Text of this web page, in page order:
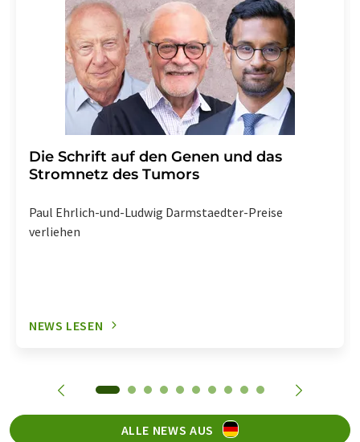
Die Schrift auf den Genen und das
Stromnetz des Tumors
Paul Ehrlich-und-Ludwig Darmstaedter-Preise
verliehen
NEWS LESEN
ALLE NEWS AUS